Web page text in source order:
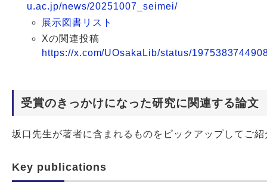
u.ac.jp/news/20251007_seimei/
展示図書リスト
Xの関連投稿
https://x.com/UOsakaLib/status/
受賞のきっかけになった研究に関連する論文
坂口先生が著者に含まれるものをピックアップしてご
Key publications